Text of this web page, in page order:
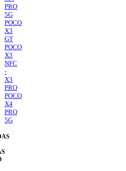
PRO
5G
POCO
X3
GT
POCO
X3
NFC
-
X3
PRO
POCO
X4
PRO
5G